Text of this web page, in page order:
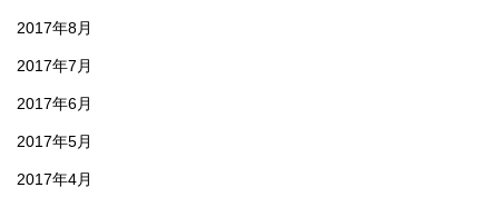
2017年8月
2017年7月
2017年6月
2017年5月
2017年4月